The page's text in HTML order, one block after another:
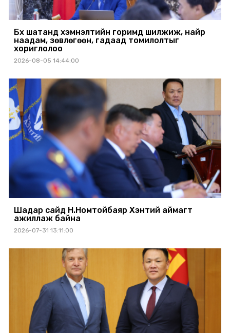
Бүх шатанд хэмнэлтийн горимд шилжиж, найр
наадам, зөвлөгөөн, гадаад томилолтыг
хориглолоо
2026-08-05 14:44:00
Шадар сайд Н.Номтойбаяр Хэнтий аймагт
ажиллаж байна
2026-07-31 13:11:00